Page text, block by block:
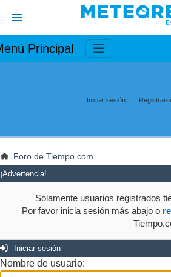
Principal
Iniciar sesión
Foro de Tiempo.com
¡Advertencia!
Solamente usuarios registrados
Por favor inicia sesión más abajo o
Iniciar sesión
Nombre de usuario: